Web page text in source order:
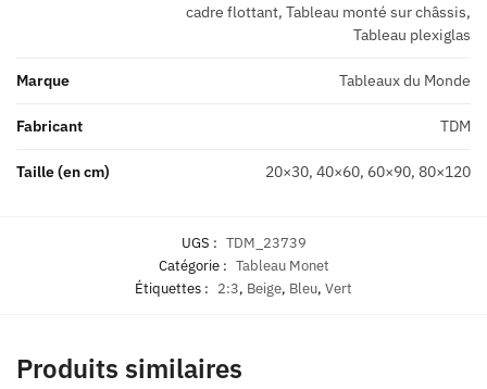
cadre flottant, Tableau monté sur châssis,
Tableau plexiglas
Marque Tableaux du Monde
Fabricant TDM
Taille (en cm) 20×30, 40×60, 60×90, 80×120
UGS : TDM_23739
Catégorie : Tableau Monet
Étiquettes : 2:3, Beige, Bleu, Vert
Produits similaires